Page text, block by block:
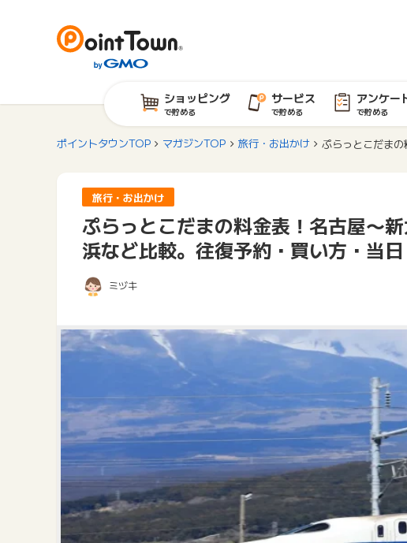
ショッピング
で貯める
サービス
で貯める
アンケー
で貯める
ポイントタウンTOP マガジンTOP 旅行・お出かけ ぷらっとこだま
旅行・お出かけ
ぷらっとこだまの料金表！名古屋〜
浜など比較。往復予約・買い方・当日
ミヅキ